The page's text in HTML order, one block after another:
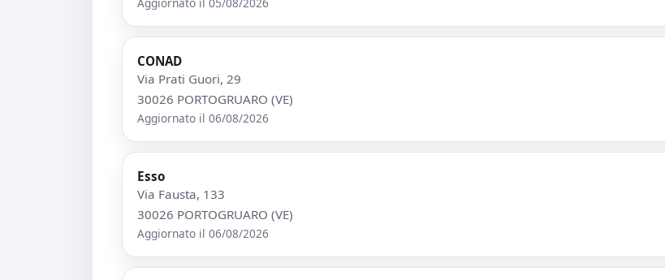
CONAD
Via Prati Guori, 29
30026 PORTOGRUARO (VE)
Aggiornato il 06/08/2026
Esso
Via Fausta, 133
30026 PORTOGRUARO (VE)
Aggiornato il 06/08/2026